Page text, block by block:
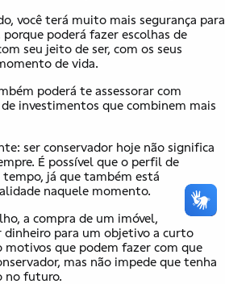
você terá muito mais segurança para
porque poderá fazer escolhas de
seu jeito de ser, com os seus
de vida.
poderá te assessorar com
investimentos que combinem mais
ser conservador hoje não significa
É possível que o perfil de
já que também está
naquele momento.
a compra de um imóvel,
dinheiro para um objetivo a curto
motivos que podem fazer com que
mas não impede que tenha
no futuro.